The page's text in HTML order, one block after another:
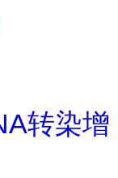
转染增